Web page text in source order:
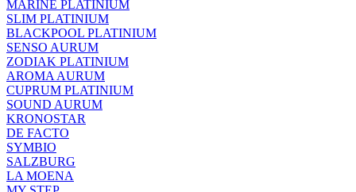
MARINE PLATINIUM
SLIM PLATINIUM
BLACKPOOL PLATINIUM
SENSO AURUM
ZODIAK PLATINIUM
AROMA AURUM
CUPRUM PLATINIUM
SOUND AURUM
KRONOSTAR
DE FACTO
SYMBIO
SALZBURG
LA MOENA